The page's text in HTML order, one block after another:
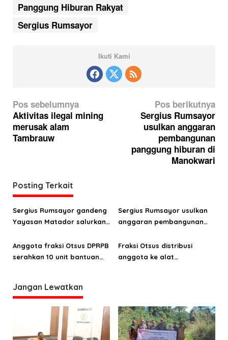
Panggung Hiburan Rakyat
Sergius Rumsayor
Ikuti Kami
N
a
v
i
s
i
p
s
Pos sebelumnya
Aktivitas ilegal mining
merusak alam
Tambrauw
Pos berikutnya
Sergius Rumsayor
usulkan anggaran
pembangunan
panggung hiburan di
Manokwari
Posting Terkait
Sergius Rumsayor gandeng
Yayasan Matador salurkan
masyarakat Papua
Sergius Rumsayor usulkan
anggaran pembangunan
Manokwari
Anggota fraksi Otsus DPRPB
serahkan 10 unit bantuan
Fraksi Otsus distribusi
anggota ke alat
Jangan Lewatkan